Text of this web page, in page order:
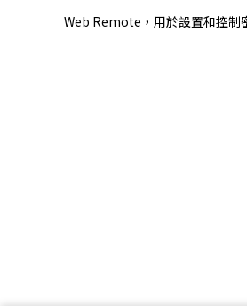
Web Remote，用於設置和控制